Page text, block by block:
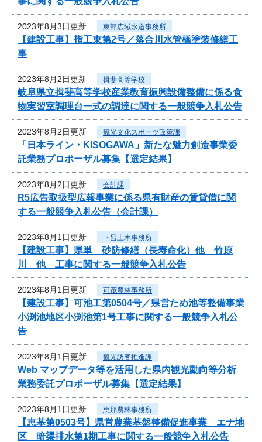
2023年8月3日更新 東部広域水道事務所
【建設工事】指工東第2号／落合川水管橋塗装修繕工
事
2023年8月2日更新 揖斐高等学校
岐阜県立揖斐高等学校産業教育振興設備整備に係る食
物実習室調理台一式の調達に関する一般競争入札公告
2023年8月2日更新 観光文化スポーツ政策課
「日本ライン・KISOGAWA」新たな魅力創造事業委
託業務プロポーザル募集【選定結果】
2023年8月2日更新 会計課
R5広告取扱型広報事業に係る県有財産の賃貸借に関
する一般競争入札公告（会計課）
2023年8月1日更新 下呂土木事務所
【建設工事】県単 砂防修繕（長寿命化）他 竹原
川 他 工事に関する一般競争入札公告
2023年8月1日更新 可茂農林事務所
【建設工事】可池工第0504号／県営ため池等整備事業
小渕池地区小渕池第1号工事に関する一般競争入札公
告
2023年8月1日更新 観光誘客推進課
Web マップデータ等を活用した県内観光動向等分析
業務委託プロポーザル募集【選定結果】
2023年8月1日更新 恵那農林事務所
【恵基第0503号】県営農業基盤整備促進事業 エナ地
区 暗渠排水第1期工事に関する一般競争入札公告